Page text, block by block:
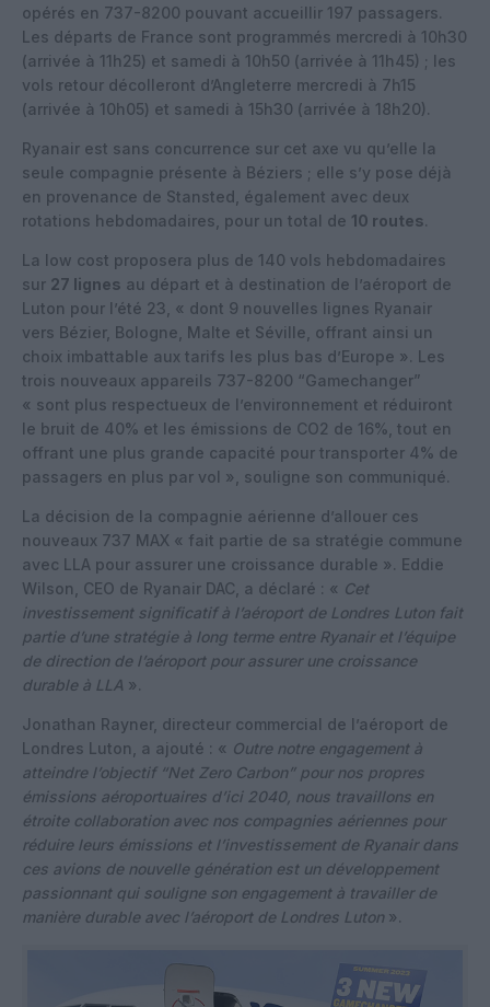
opérés en 737-8200 pouvant accueillir 197 passagers.
Les départs de France sont programmés mercredi à 10h30
(arrivée à 11h25) et samedi à 10h50 (arrivée à 11h45) ; les
vols retour décolleront d’Angleterre mercredi à 7h15
(arrivée à 10h05) et samedi à 15h30 (arrivée à 18h20).
Ryanair est sans concurrence sur cet axe vu qu’elle la
seule compagnie présente à Béziers ; elle s’y pose déjà
en provenance de Stansted, également avec deux
rotations hebdomadaires, pour un total de 10 routes.
La low cost proposera plus de 140 vols hebdomadaires
sur 27 lignes au départ et à destination de l’aéroport de
Luton pour l’été 23, « dont 9 nouvelles lignes Ryanair
vers Bézier, Bologne, Malte et Séville, offrant ainsi un
choix imbattable aux tarifs les plus bas d’Europe ». Les
trois nouveaux appareils 737-8200 “Gamechanger”
« sont plus respectueux de l’environnement et réduiront
le bruit de 40% et les émissions de CO2 de 16%, tout en
offrant une plus grande capacité pour transporter 4% de
passagers en plus par vol », souligne son communiqué.
La décision de la compagnie aérienne d’allouer ces
nouveaux 737 MAX « fait partie de sa stratégie commune
avec LLA pour assurer une croissance durable ». Eddie
Wilson, CEO de Ryanair DAC, a déclaré : « Cet
investissement significatif à l’aéroport de Londres Luton fait
partie d’une stratégie à long terme entre Ryanair et l’équipe
de direction de l’aéroport pour assurer une croissance
durable à LLA ».
Jonathan Rayner, directeur commercial de l’aéroport de
Londres Luton, a ajouté : « Outre notre engagement à
atteindre l’objectif “Net Zero Carbon” pour nos propres
émissions aéroportuaires d’ici 2040, nous travaillons en
étroite collaboration avec nos compagnies aériennes pour
réduire leurs émissions et l’investissement de Ryanair dans
ces avions de nouvelle génération est un développement
passionnant qui souligne son engagement à travailler de
manière durable avec l’aéroport de Londres Luton ».